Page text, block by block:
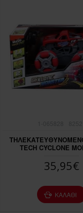
TECH CYCLONE
35,95€
ΚΑΛΆΘΙ